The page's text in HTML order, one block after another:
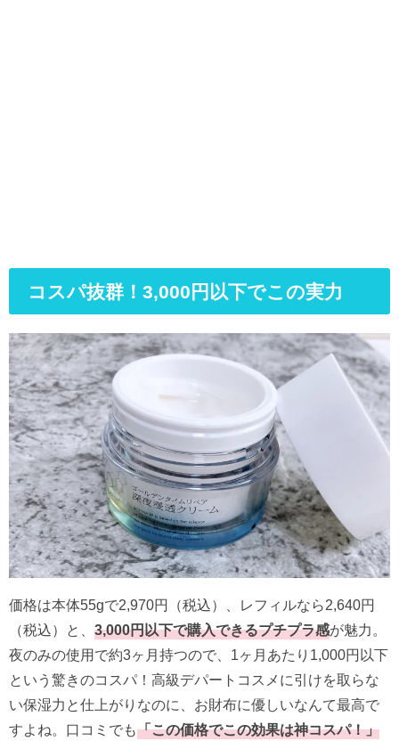
コスパ抜群！3,000円以下でこの実力
価格は本体55gで2,970円（税込）、レフィルなら2,640円
（税込）と、 3,000円以下で購入できるプチプラ感が魅力。
夜のみの使用で約3ヶ月持つので、 1ヶ月あたり1,000円以下
という驚きのコスパ！ 高級デパートコスメに引けを取らな
い保湿力と仕上がりなのに、 お財布に優しいなんて最高で
すよね。口コミでも「この価格でこの効果は神コスパ！」